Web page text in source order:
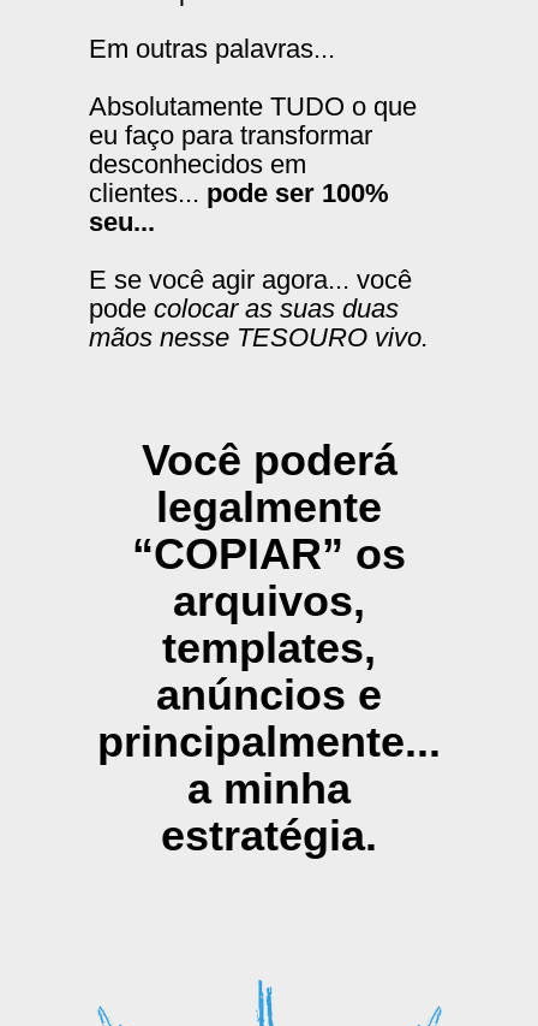
Em outras palavras...
Absolutamente TUDO o que
eu faço para transformar
desconhecidos em
clientes... pode ser 100%
seu...
E se você agir agora... você
pode colocar as suas duas
mãos nesse TESOURO vivo.
Você poderá
legalmente
“COPIAR” os
arquivos,
templates,
anúncios e
principalmente...
a minha
estratégia.